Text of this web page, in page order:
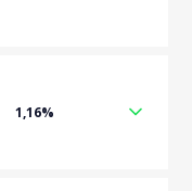
1,16%